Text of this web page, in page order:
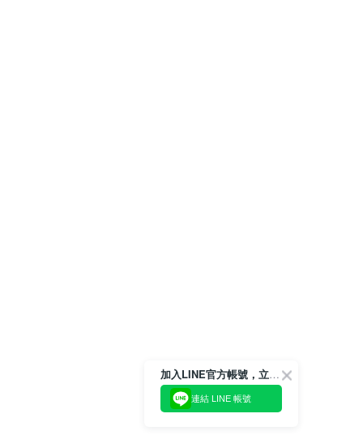
加入LINE官方帳號，立即獲得$100購物金!
連結 LINE 帳號